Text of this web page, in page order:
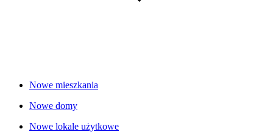
Nowe mieszkania
Nowe domy
Nowe lokale użytkowe